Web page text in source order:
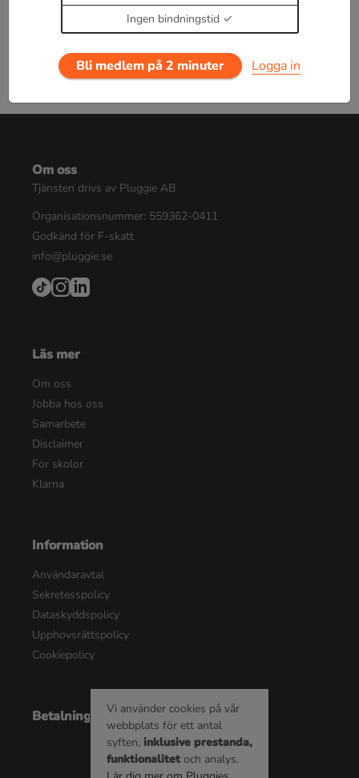
Ingen bindningstid
Bli medlem på 2 minuter Logga in
Om oss
Tjänsten drivs av Pluggie AB
Organisationsnummer: 559362-0411
Godkänd för F-skatt
info@pluggie.se
Läs mer
Om oss
Jobba hos oss
Samarbete
Disclaimer
För skolor
Klarna
Information
Användaravtal
Sekretesspolicy
Dataskyddspolicy
Upphovsrättspolicy
Cookiepolicy
BetalningsalternativVi använder cookies på vår
webbplats för ett antal
syften, inklusive prestanda,
funktionalitet och analys.